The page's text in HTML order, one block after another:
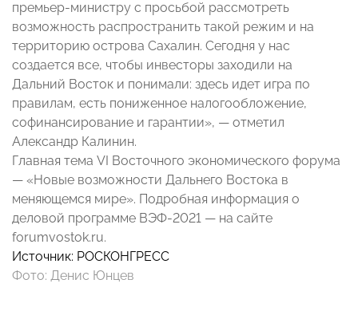
премьер-министру с просьбой рассмотреть
возможность распространить такой режим и на
территорию острова Сахалин. Сегодня у нас
создается все, чтобы инвесторы заходили на
Дальний Восток и понимали: здесь идет игра по
правилам, есть пониженное налогообложение,
софинансирование и гарантии», — отметил
Александр Калинин.
Главная тема VI Восточного экономического форума
— «Новые возможности Дальнего Востока в
меняющемся мире». Подробная информация о
деловой программе ВЭФ-2021 — на сайте
forumvostok.ru.
Источник: РОСКОНГРЕСС
Фото: Денис Юнцев